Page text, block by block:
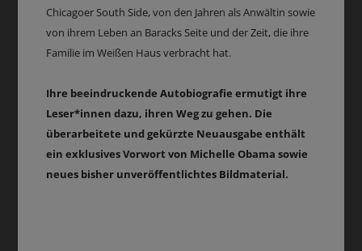
Chicagoer South Side, von den Jahren als Anwältin sowie
von ihrem Leben an Baracks Seite und der Zeit, die ihre
Familie im Weißen Haus verbracht hat.
Ihre beeindruckende Autobiografie ermutigt ihre
Leser*innen dazu, ihren Weg zu gehen. Die
überarbeitete und gekürzte Neuausgabe enthält
ein exklusives Vorwort von Michelle Obama sowie
neues bisher unveröffentlichtes Bildmaterial.